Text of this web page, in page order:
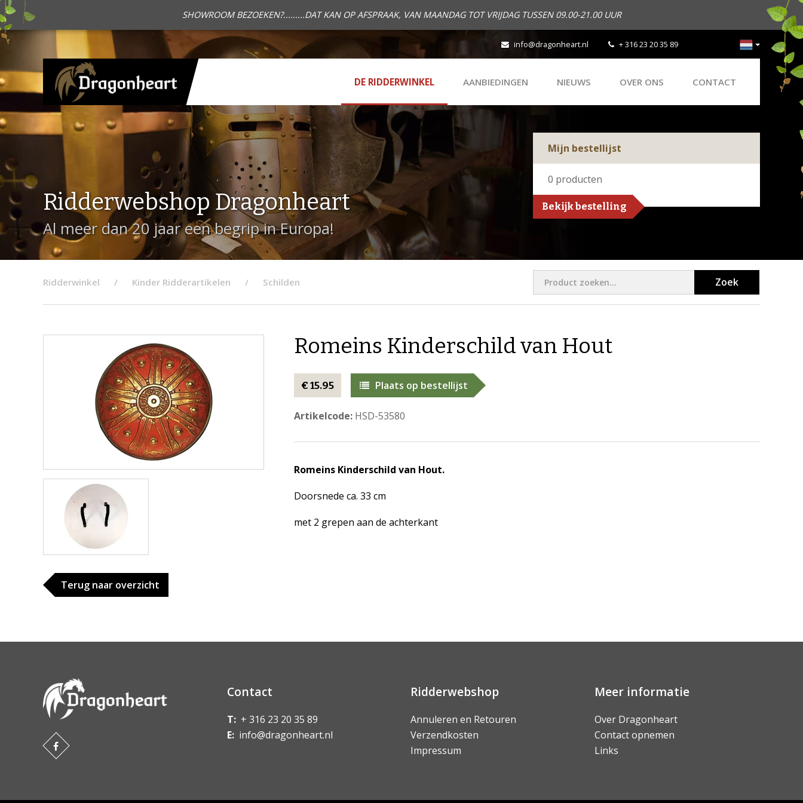
SHOWROOM BEZOEKEN?.........DAT KAN OP AFSPRAAK, VAN MAANDAG TOT VRIJDAG TUSSEN 09.00-21.00 UUR
info@dragonheart.nl + 316 23 20 35 89
DE RIDDERWINKEL AANBIEDINGEN NIEUWS OVER ONS CONTACT
Ridderwebshop Dragonheart
Al meer dan 20 jaar een begrip in Europa!
Mijn bestellijst
0 producten
Bekijk bestelling
Ridderwinkel Kinder Ridderartikelen Schilden Zoek
Terug naar overzicht
Romeins Kinderschild van Hout
€ 15.95 Plaats op bestellijst
Artikelcode:HSD-53580
Romeins Kinderschild van Hout.
Doorsnede ca. 33 cm
met 2 grepen aan de achterkant
Contact
T: + 316 23 20 35 89
E: info@dragonheart.nl
Ridderwebshop
Annuleren en Retouren
Verzendkosten
Impressum
Meer informatie
Over Dragonheart
Contact opnemen
Links